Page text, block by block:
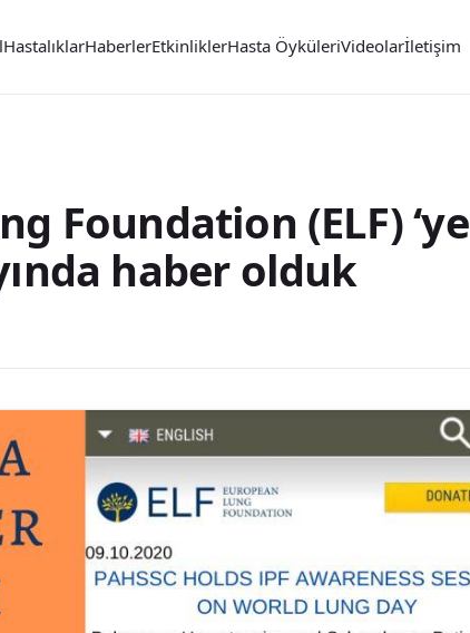
HastalıklarHaberlerEtkinliklerHasta ÖyküleriVideolarİletişim
Foundation (ELF) ‘ye
haber olduk